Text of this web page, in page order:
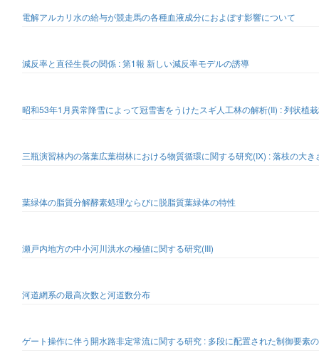
電解アルカリ水の給与が競走馬の各種血液成分におよぼす影響について
減反率と直径生長の関係 : 第1報 新しい減反率モデルの誘導
昭和53年1月異常降雪によって冠雪害をうけたスギ人工林の解析(II) : 列状植
三瓶演習林内の落葉広葉樹林における物質循環に関する研究(IX) : 落枝の大
葉緑体の脂質分解酵素処理ならびに脱脂質葉緑体の特性
瀬戸内地方の中小河川洪水の極値に関する研究(III)
河道網系の最高次数と河道数分布
ゲート操作に伴う開水路非定常流に関する研究 : 多段に配置された制御要素